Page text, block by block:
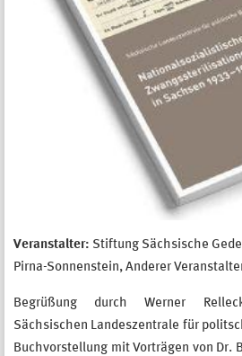
Veranstalter: Stiftung Sächsische
Pirna-Sonnenstein, Anderer
Begrüßung durch Werner
Sächsischen Landeszentrale für
Buchvorstellung mit Vorträgen von Dr.